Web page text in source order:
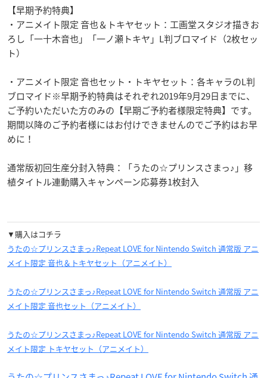
【早期予約特典】
・アニメイト限定 音也＆トキヤセット：工画堂スタジオ描きお
ろし「一十木音也」「一ノ瀬トキヤ」L判ブロマイド（2枚セッ
ト）
・アニメイト限定 音也セット・トキヤセット：各キャラのL判
ブロマイド※早期予約特典はそれぞれ2019年9月29日までに、
ご予約いただいた方のみの【早期ご予約者様限定特典】です。
期間以降のご予約者様にはお付けできませんのでご予約はお早
めに！
通常版初回生産分封入特典：「うたの☆プリンスさまっ♪」移
植タイトル連動購入キャンペーン応募券1枚封入
▼購入はコチラ
うたの☆プリンスさまっ♪Repeat LOVE for Nintendo Switch 通常版 アニ
メイト限定 音也＆トキヤセット（アニメイト）
うたの☆プリンスさまっ♪Repeat LOVE for Nintendo Switch 通常版 アニ
メイト限定 音也セット（アニメイト）
うたの☆プリンスさまっ♪Repeat LOVE for Nintendo Switch 通常版 アニ
メイト限定 トキヤセット（アニメイト）